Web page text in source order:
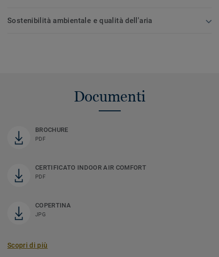
Sostenibilità ambientale e qualità dell'aria
Documenti
BROCHURE
PDF
CERTIFICATO INDOOR AIR COMFORT
PDF
COPERTINA
JPG
Scopri di più